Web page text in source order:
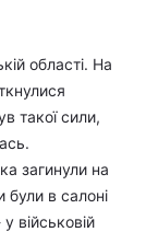
області. На
такої сили,
загинули на
були в салоні
у військовій